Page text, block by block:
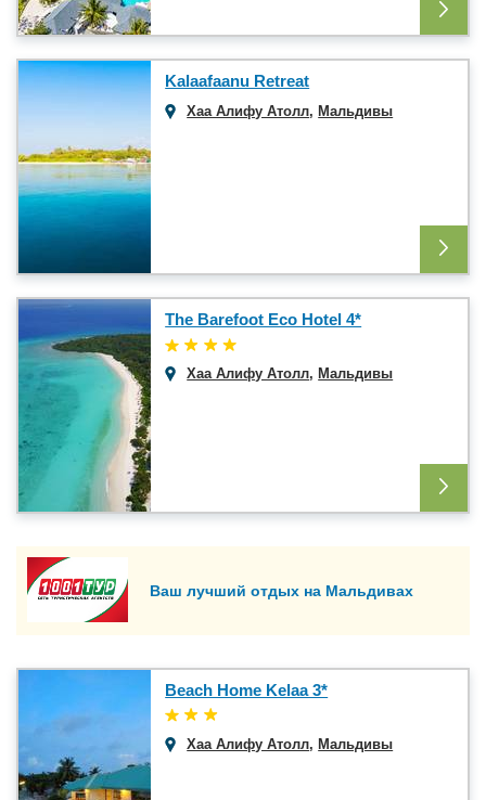
Kalaafaanu Retreat
Хаа Алифу Атолл, Мальдивы
The Barefoot Eco Hotel 4*
Хаа Алифу Атолл, Мальдивы
Ваш лучший отдых на Мальдивах
Beach Home Kelaa 3*
Хаа Алифу Атолл, Мальдивы